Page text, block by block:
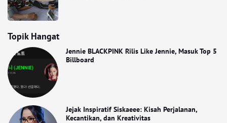
Topik Hangat
Jennie BLACKPINK Rilis Like Jennie, Masuk Top 5
Billboard
Jejak Inspiratif Siskaeee: Kisah Perjalanan,
Kecantikan, dan Kreativitas